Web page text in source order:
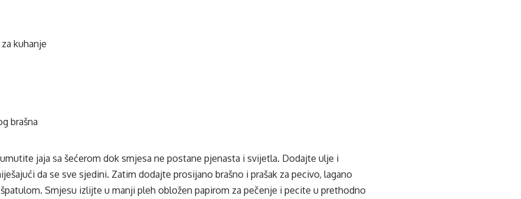
kuhanje
brašna
jaja sa šećerom dok smjesa ne postane pjenasta i svijetla. Dodajte ulje i
da se sve sjedini. Zatim dodajte prosijano brašno i prašak za pecivo, lagano
Smjesu izlijte u manji pleh obložen papirom za pečenje i pecite u prethodno